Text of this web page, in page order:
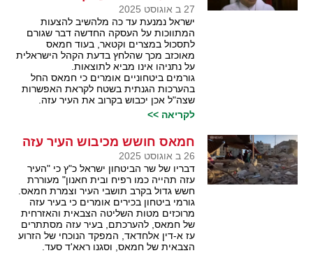
27 ב אוגוסט 2025
ישראל נמנעת עד כה מלהשיב להצעות
המתווכות על העסקה החדשה דבר שגורם
לתסכול במצרים וקטאר, בעוד חמאס
מאוכזב מכך שהלחץ בדעת הקהל הישראלית
על נתניהו אינו מביא לתוצאות.
גורמים ביטחוניים אומרים כי חמאס החל
בהערכות הגנתית בשטח לקראת האפשרות
שצה"ל אכן יכבוש בקרוב את העיר עזה.
לקריאה >>
חמאס חושש מכיבוש העיר עזה
26 ב אוגוסט 2025
דבריו של שר הביטחון ישראל כ"ץ כי "העיר
עזה תהייה כמו רפיח ובית חאנון" מעוררת
חשש גדול בקרב תושבי העיר וצמרת חמאס.
גורמי ביטחון בכירים אומרים כי בעיר עזה
מרוכזים מטות השליטה הצבאית והאזרחית
של חמאס, להערכתם, בעיר עזה מסתתרים
עז א-דין אלחדאד, המפקד הנוכחי של הזרוע
הצבאית של חמאס, וסגנו ראא'ד סעד.